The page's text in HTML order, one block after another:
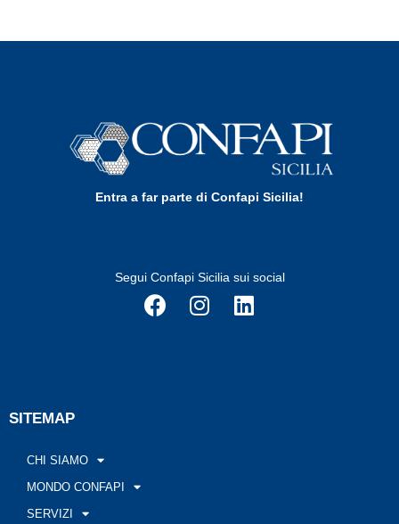
Entra a far parte di Confapi Sicilia!
Segui Confapi Sicilia sui social
SITEMAP
CHI SIAMO
MONDO CONFAPI
SERVIZI